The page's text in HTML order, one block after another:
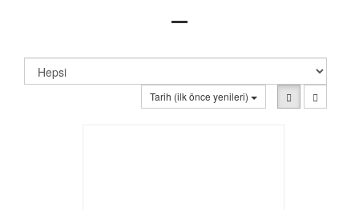
Tarih (ilk önce yenileri)